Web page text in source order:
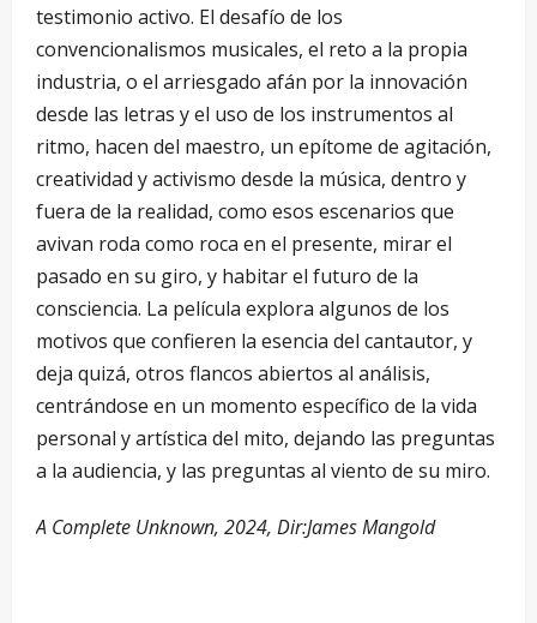
testimonio activo. El desafío de los
convencionalismos musicales, el reto a la propia
industria, o el arriesgado afán por la innovación
desde las letras y el uso de los instrumentos al
ritmo, hacen del maestro, un epítome de agitación,
creatividad y activismo desde la música, dentro y
fuera de la realidad, como esos escenarios que
avivan roda como roca en el presente, mirar el
pasado en su giro, y habitar el futuro de la
consciencia. La película explora algunos de los
motivos que confieren la esencia del cantautor, y
deja quizá, otros flancos abiertos al análisis,
centrándose en un momento específico de la vida
personal y artística del mito, dejando las preguntas
a la audiencia, y las preguntas al viento de su miro.
A Complete Unknown, 2024, Dir:James Mangold